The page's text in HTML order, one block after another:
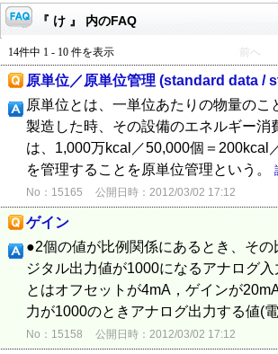
『 け 』 内のFAQ
14件中 1 - 10 件を表示 前へ
原単位／原単位管理 (standard data /
原単位とは、一単位あたりの物量の
製造した時、その設備のエネルギー
は、1,000万kcal／50,000個＝200kcal
を管理することを原単位管理という。
No：15165 公開日時：2012/03/02 17:12
ゲイン
●2個の値が比例関係にあるとき、そ
ジタル出力値が1000になるアナログ
とはオフセットが4mA，ゲインが
力が1000のときアナログ出力する値(
No：15158 公開日時：2012/03/02 17:12